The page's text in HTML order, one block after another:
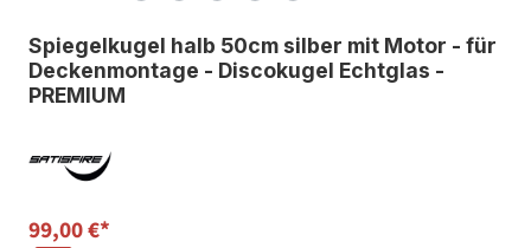
Spiegelkugel halb 50cm silber mit Motor - für
Deckenmontage - Discokugel Echtglas -
PREMIUM
99,00 €*